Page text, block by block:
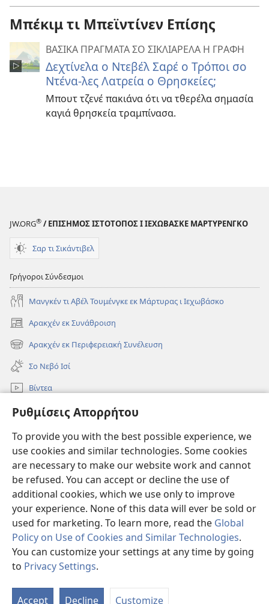
Ρυθμίσεις Απορρήτου
To provide you with the best possible experience, we
use cookies and similar technologies. Some cookies
are necessary to make our website work and cannot
be refused. You can accept or decline the use of
additional cookies, which we use only to improve
your experience. None of this data will ever be sold or
used for marketing. To learn more, read the Global
Policy on Use of Cookies and Similar Technologies.
You can customize your settings at any time by going
to Privacy Settings.
Accept Decline Customize
Μπέκιμ τι Μπεϊντίνεν Επίσης
ΒΑΣΙΚΑ ΠΡΑΓΜΑΤΑ ΣΟ ΣΙΚΛΙΑΡΕΛΑ Η ΓΡΑΦΗ
Δεχτίνελα ο Ντεβέλ Σαρέ ο Τρόποι σο
Ντένα-λες Λατρεία ο Θρησκείες;
Μπουτ τζενέ πακιάνα ότι να τθερέλα σημασία
καγιά θρησκεία τραμπίνασα.
JW.ORG® / ΕΠΙΣΗΜΟΣ ΙΣΤΟΤΟΠΟΣ Ι ΙΕΧΩΒΑΣΚΕ ΜΑΡΤΥΡΕΝΓΚΟ
Σαρ τι Σικάντιβελ
Γρήγοροι Σύνδεσμοι
Μανγκέν τι Αβέλ Τουμένγκε εκ Μάρτυρας ι Ιεχωβάσκο
Αρακχέν εκ Συνάθροιση
(ανοίγει
νέο
παράθυρο)
Αρακχέν εκ Περιφερειακή Συνέλευση
(ανοίγει
νέο
παράθυρο)
Σο Νεβό Ισί
Βίντεα
Ρόντεν
Συνεισφορές
(ανοίγει
νέο
παράθυρο)Σκοπιά ΒΙΒΛΙΟΘΗΚΗ ΚΟ ΙΝΤΕΡΝΕΤ™
(ανοίγει
νέο
παράθυρο)
JW Hub ®
(ανοίγει
νέο
παράθυρο)
Copyright© 2026 Watch Tower Bible and Tract Society of Pennsylvania.
ΟΡΟΙ ΧΡΗΣΗΣ|ΠΟΛΙΤΙΚΗ ΑΠΟΡΡΗΤΟΥ